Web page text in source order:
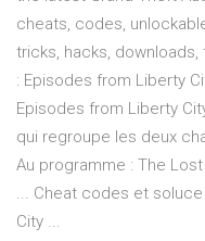
cheats, codes,
tricks, hacks,
: Episodes from Liberty
Episodes from Liberty
qui regroupe les deux
Au programme : The
... Cheat codes et
City ...